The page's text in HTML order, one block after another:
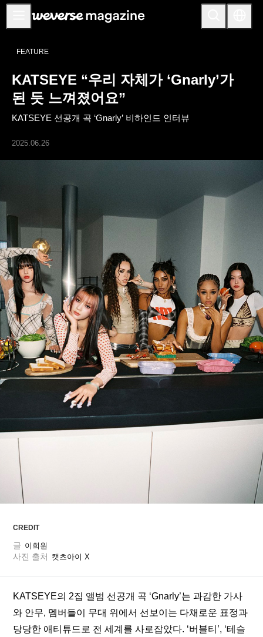
공지사항
FEATURE
INTERVIEW
INTERACTIVE
PLAYLIST
ALL
ARTICLES
LOGIN
FEATURE
KATSEYE “우리 자체가 ‘Gnarly’가
된 듯 느껴졌어요”
KATSEYE 선공개 곡 ‘Gnarly’ 비하인드 인터뷰
2025.06.26
CREDIT
글 이희원
사진 출처 캣츠아이 X
KATSEYE의 2집 앨범 선공개 곡 ‘Gnarly’는 과감한 가사
와 안무, 멤버들이 무대 위에서 선보이는 다채로운 표정과
당당한 애티튜드로 전 세계를 사로잡았다. ‘버블티’, ‘테슬